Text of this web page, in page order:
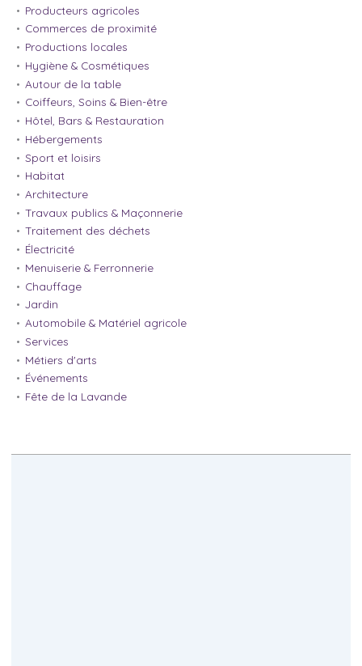
Producteurs agricoles
Commerces de proximité
Productions locales
Hygiène & Cosmétiques
Autour de la table
Coiffeurs, Soins & Bien-être
Hôtel, Bars & Restauration
Hébergements
Sport et loisirs
Habitat
Architecture
Travaux publics & Maçonnerie
Traitement des déchets
Électricité
Menuiserie & Ferronnerie
Chauffage
Jardin
Automobile & Matériel agricole
Services
Métiers d'arts
Événements
Fête de la Lavande